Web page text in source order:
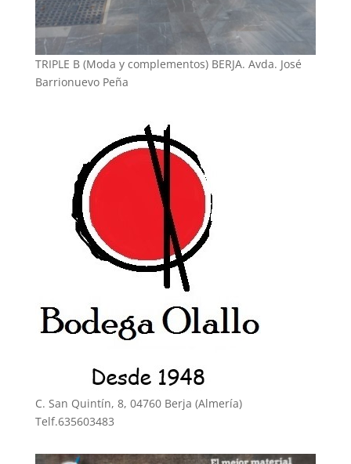
TRIPLE B (Moda y complementos) BERJA. Avda. José
Barrionuevo Peña
C. San Quintín, 8, 04760 Berja (Almería)
Telf.635603483